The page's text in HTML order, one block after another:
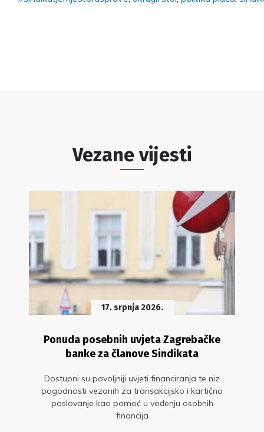
Vezane vijesti
17. srpnja 2026.
Ponuda posebnih uvjeta Zagrebačke
banke za članove Sindikata
Dostupni su povoljniji uvjeti financiranja te niz
pogodnosti vezanih za transakcijsko i kartično
poslovanje kao pomoć u vođenju osobnih
financija